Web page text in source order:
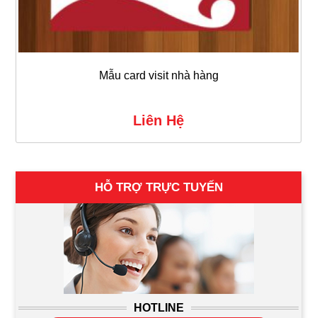
Mẫu card visit nhà hàng
Liên Hệ
HỖ TRỢ TRỰC TUYẾN
HOTLINE